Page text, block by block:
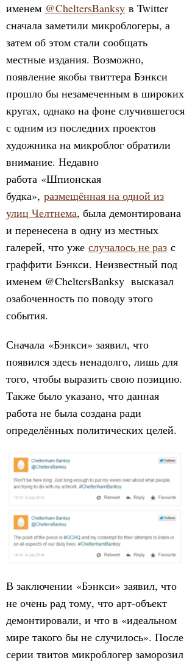
именем @CheltersBanksy в Twitter
сначала заметили микроблогеры, а
затем об этом стали сообщать
местные издания. Возможно,
появление якобы твиттера Бэнкси
прошло бы незамеченным в широких
кругах, однако на фоне случившегося
с одним из последних проектов
художника на микроблог обратили
внимание. Недавно
работа «Шпионская
будка», размещённая на одной из
улиц Челтнема, была демонтирована
и перенесена в одну из местных
галерей, что уже случалось не раз с
граффити Бэнкси. Неизвестный под
именем @CheltersBanksy высказал
озабоченность по поводу этого
события.
Сначала «Бэнкси» заявил, что
появился здесь ненадолго, лишь для
того, чтобы выразить свою позицию.
Также было указано, что данная
работа не была создана ради
определённых политических целей.
В заключении «Бэнкси» заявил, что
не очень рад тому, что арт-объект
демонтировали, и что в «идеальном
мире такого бы не случилось». После
серии твитов микроблогер заморозил